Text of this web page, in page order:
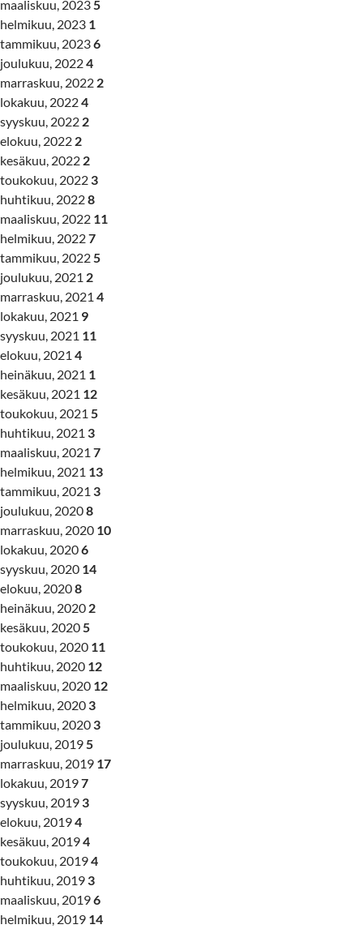
maaliskuu, 20235
helmikuu, 2023 1
tammikuu, 20236
joulukuu, 20224
marraskuu, 2022 2
lokakuu, 20224
syyskuu, 2022 2
elokuu, 2022 2
kesäkuu, 2022 2
toukokuu, 2022 3
huhtikuu, 20228
maaliskuu, 2022 11
helmikuu, 20227
tammikuu, 20225
joulukuu, 2021 2
marraskuu, 2021 4
lokakuu, 2021 9
syyskuu, 2021 11
elokuu, 2021 4
heinäkuu, 2021 1
kesäkuu, 2021 12
toukokuu, 2021 5
huhtikuu, 2021 3
maaliskuu, 2021 7
helmikuu, 2021 13
tammikuu, 2021 3
joulukuu, 20208
marraskuu, 2020 10
lokakuu, 20206
syyskuu, 2020 14
elokuu, 20208
heinäkuu, 2020 2
kesäkuu, 20205
toukokuu, 2020 11
huhtikuu, 2020 12
maaliskuu, 2020 12
helmikuu, 2020 3
tammikuu, 2020 3
joulukuu, 20195
marraskuu, 2019 17
lokakuu, 20197
syyskuu, 2019 3
elokuu, 20194
kesäkuu, 20194
toukokuu, 20194
huhtikuu, 2019 3
maaliskuu, 20196
helmikuu, 2019 14